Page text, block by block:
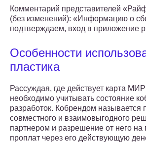
Комментарий представителей
(без изменений): «Информацию о
подтверждаем, вход в приложение
Особенности
пластика
Рассуждая, где действует карта
необходимо учитывать состояние
разработок. Кобрендом называется
совместного и взаимовыгодного
партнером и разрешение от него на
проплат через его действующую